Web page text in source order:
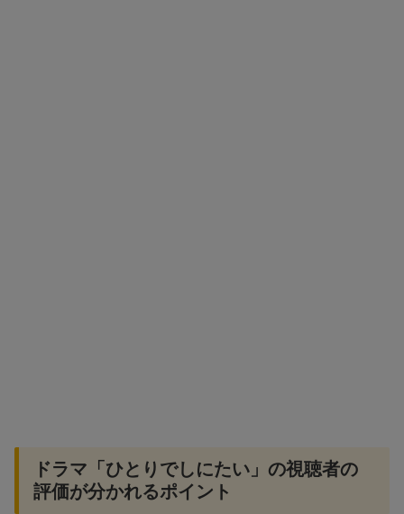
ドラマ「ひとりでしにたい」の視聴者の
評価が分かれるポイント